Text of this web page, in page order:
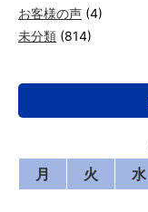
お客様の声 (4)
未分類 (814)
月
火 水